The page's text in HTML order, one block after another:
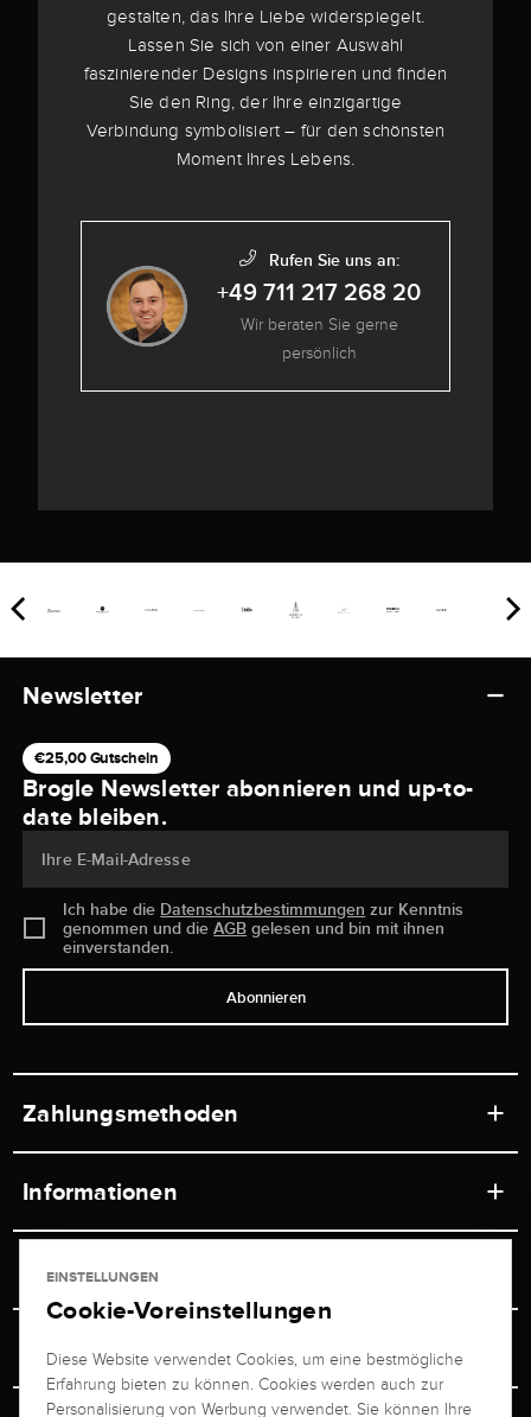
gestalten, das Ihre Liebe widerspiegelt.
Lassen Sie sich von einer Auswahl
faszinierender Designs inspirieren und finden
Sie den Ring, der Ihre einzigartige
Verbindung symbolisiert – für den schönsten
Moment Ihres Lebens.
Rufen Sie uns an:
+49 711 217 268 20
Wir beraten Sie gerne
persönlich
Newsletter
€25,00 Gutschein
Brogle Newsletter abonnieren und up-to-
date bleiben.
Ihre E-Mail-Adresse
Ich habe die Datenschutzbestimmungen zur Kenntnis
genommen und dieAGB gelesen und bin mit ihnen
einverstanden.
Abonnieren
Zahlungsmethoden
Informationen
Ladengeschäft
Versand & Zahlung
Ratgeber
Service
Newsletterabmeldung
Juwelier Brogle
Über uns
EINSTELLUNGEN
Cookie-Voreinstellungen
Diese Website verwendet Cookies, um eine bestmögliche
Erfahrung bieten zu können. Cookies werden auch zur
Personalisierung von Werbung verwendet. Sie können Ihre